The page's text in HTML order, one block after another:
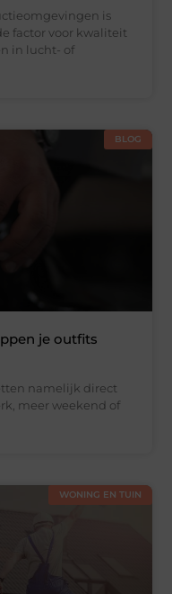
is
factor voor kwaliteit
in lucht- of
BLOG
je outfits
namelijk direct
meer weekend of
WONING EN TUIN